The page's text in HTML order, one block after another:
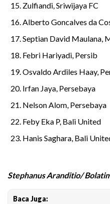
Zulfiandi, Sriwijaya FC
Alberto Goncalves da
Septian David Maulana,
Febri Hariyadi, Persib
Osvaldo Ardiles Haay,
Irfan Jaya, Persebaya
Nelson Alom, Persebaya
Feby Eka P, Bali United
Hanis Saghara, Bali
Stephanus Aranditio/
Baca Juga: